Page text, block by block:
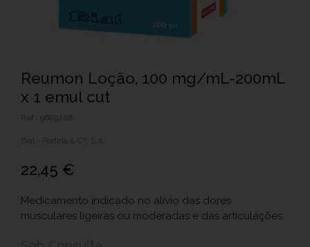
Reumon Loção, 100 mg/mL-200mL
x 1 emul cut
Ref.: 9689208
Bial - Portela & Cª, S.A.
22,45 €
Medicamento indicado no alívio das dores
musculares ligeiras ou moderadas e das articulações.